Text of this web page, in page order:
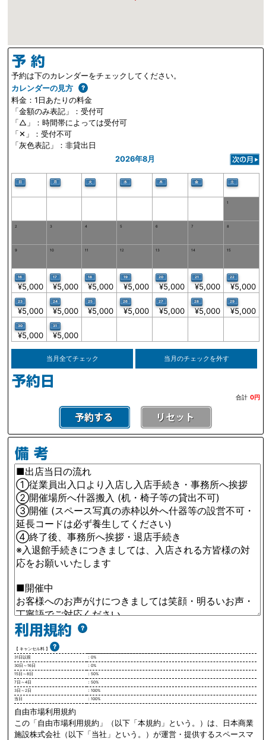
予約は下のカレンダーをチェックしてください。
カレンダーの見方
料金：1日あたりの料金
「金額のみ表記」：受付可
「△」：時間帯によっては受付可
「✕」：受付不可
「灰色表記」：非貸出日
2026年8月
日 月 火 水 木 金 土
1
2 3 4 5 6 7 8
9 10 11 12 13 14 15
16
¥5,000
17
¥5,000
18
¥5,000
19
¥5,000
20
¥5,000
21
¥5,000
22
¥5,000
23
¥5,000
24
¥5,000
25
¥5,000
26
¥5,000
27
¥5,000
28
¥5,000
29
¥5,000
30
¥5,000
31
¥5,000
当月全てチェック 当月のチェックを外す
合計 0円
【 キャンセル料 】
31日以前
：0%
30日～16日
：0%
15日～8日
：50%
7日～4日
：50%
3日～2日
：100%
当日
：100%
自由市場利用規約
この「自由市場利用規約」（以下「本規約」という。）は、日本商業
施設株式会社（以下「当社」という。）が運営・提供するスペースマ